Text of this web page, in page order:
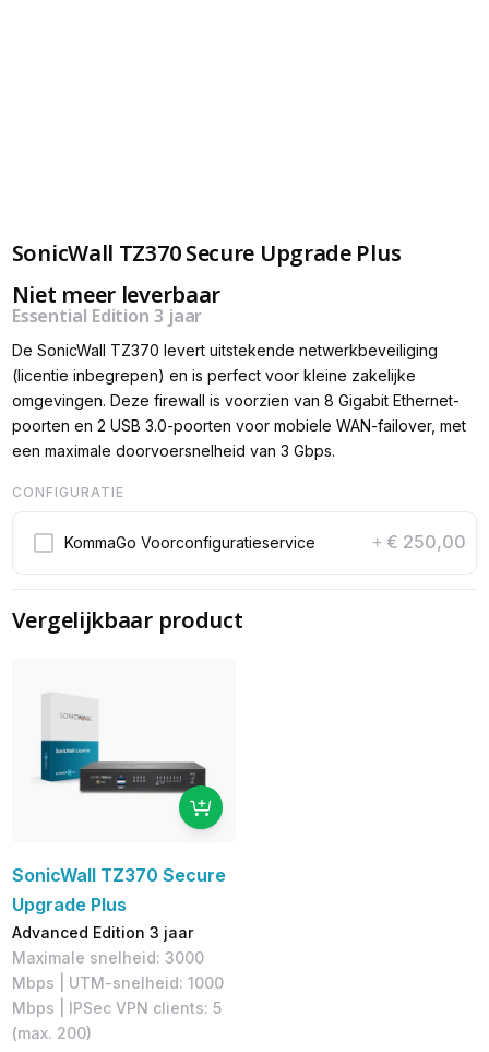
SonicWall TZ370 Secure Upgrade Plus
Niet meer leverbaar
Essential Edition 3 jaar
De SonicWall TZ370 levert uitstekende netwerkbeveiliging
(licentie inbegrepen) en is perfect voor kleine zakelijke
omgevingen. Deze firewall is voorzien van 8 Gigabit Ethernet-
poorten en 2 USB 3.0-poorten voor mobiele WAN-failover, met
een maximale doorvoersnelheid van 3 Gbps.
CONFIGURATIE
KommaGo Voorconfiguratieservice + € 250,00
Vergelijkbaar product
SonicWall TZ370 Secure
Upgrade Plus
Advanced Edition 3 jaar
Maximale snelheid: 3000
Mbps | UTM-snelheid: 1000
Mbps | IPSec VPN clients: 5
(max. 200)